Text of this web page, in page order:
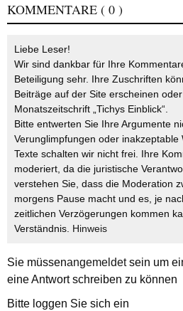
KOMMENTARE ( 0 )
Liebe Leser!
Wir sind dankbar für Ihre
Beteiligung sehr. Ihre Zuschriften
Beiträge auf der Site erscheinen
Monatszeitschrift „Tichys Einblick“.
Bitte entwerten Sie Ihre Argumente
Verunglimpfungen oder inakzeptable
Texte schalten wir nicht frei. Ihre
moderiert, da die juristische
verstehen Sie, dass die Moderation
morgens Pause macht und es, je
zeitlichen Verzögerungen kommen
Verständnis. Hinweis
Sie müssenangemeldetsein um
eine Antwort schreiben zu können
Bitte loggen Sie sich ein